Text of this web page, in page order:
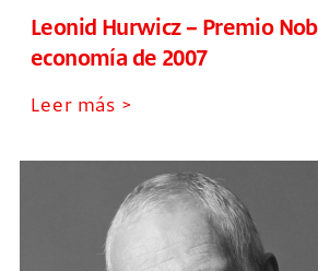
Leonid Hurwicz – Premio
economía de 2007
Leer más >